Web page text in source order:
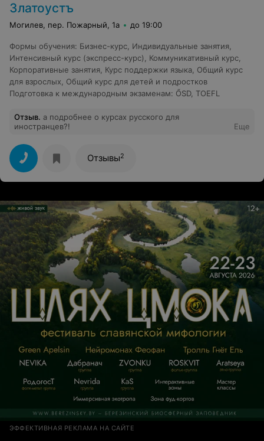
Златоустъ
Могилев, пер. Пожарный, 1а до 19:00
Формы обучения: Бизнес-курс Индивидуальные занятия
Интенсивный курс (экспресс-курс)
Коммуникативный курс
Корпоративные занятия Курс поддержки языка Общий курс
для взрослых
Общий курс для детей и подростков
Подготовка к международным экзаменам: ŐSD, TOEFL
Отзыв. а подробнее о курсах русского для
иностранцев?!
Еще
Отзывы2
ЭФФЕКТИВНАЯ РЕКЛАМА НА САЙТЕ